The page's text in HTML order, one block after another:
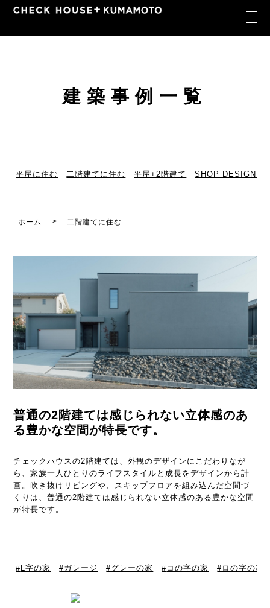
建築事例一覧
平屋に住む 二階建てに住む 平屋+2階建て SHOP DESIGN（
ホーム 二階建てに住む
普通の2階建ては感じられない立体感のあ
る豊かな空間が特長です。
チェックハウスの2階建ては、外観のデザインにこだわりなが
ら、家族一人ひとりのライフスタイルと成長をデザインから計
画。吹き抜けリビングや、スキップフロアを組み込んだ空間づ
くりは、普通の2階建ては感じられない立体感のある豊かな空間
が特長です。
L字の家 ガレージ グレーの家 コの字の家 ロの字の家